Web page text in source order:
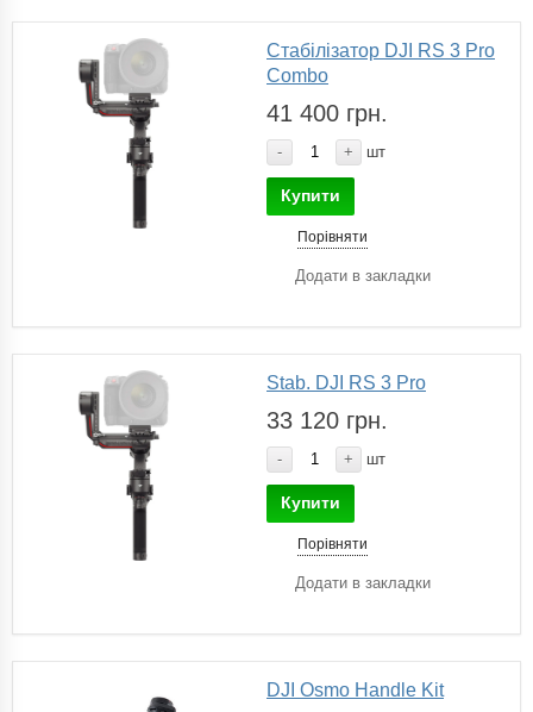
Стабілізатор DJI RS 3 Pro
Combo
41 400 грн.
- + шт
Купити
Порівняти
Додати в закладки
Stab. DJI RS 3 Pro
33 120 грн.
- + шт
Купити
Порівняти
Додати в закладки
DJI Osmo Handle Kit